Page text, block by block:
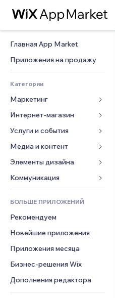
Главная App Market
Приложения на продажу
Категории
Маркетинг
Реклама
Моб. версия
Веб-аналитика
Списки сайтов
Эл. почта
Интернет-магазин
Приложения для магазинов
Доставка
Кнопки продаж
Бухгалтерский учет
Купоны и лояльность
Складские услуги
Еда и напитки
Услуги и события
Отели
События
Рестораны
Недвижимость
Онлайн-запись
Медиа и контент
Галерея
Музыка
Подкасты
Фотография
Видео
PDF
Обмен файлами
Новости
Элементы дизайна
Карты и навигация
Конфиденциальность и
безопасность
Часы
Баннеры и значки
Калькуляторы
Формы
Опросы
Чат
Комментарии
Телефон
Сообщество
Отзывы и комментарии
БОЛЬШЕ ПРИЛОЖЕНИЙ
Рекомендуем
Новейшие приложения
Приложения месяца
Бизнес-решения Wix
Дополнения редактора